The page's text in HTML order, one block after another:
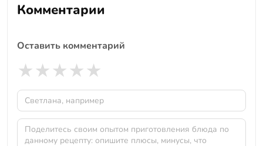
Комментарии
Оставить комментарий
★★★★★